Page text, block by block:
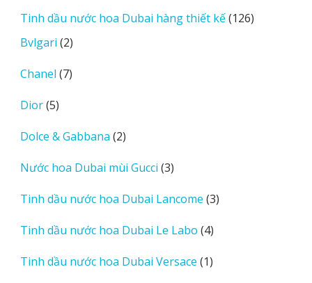
phẩm
Tinh dầu nước hoa Dubai hàng thiết kế 126126
Bvlgari 22
phẩm
Chanel 77
Dior 55
phẩm
Dolce & Gabbana 22
phẩm
Nước hoa Dubai mùi Gucci 33
phẩm
Tinh dầu nước hoa Dubai Lancome 33
Tinh dầu nước hoa Dubai Le Labo 44
phẩm
Tinh dầu nước hoa Dubai Versace 11